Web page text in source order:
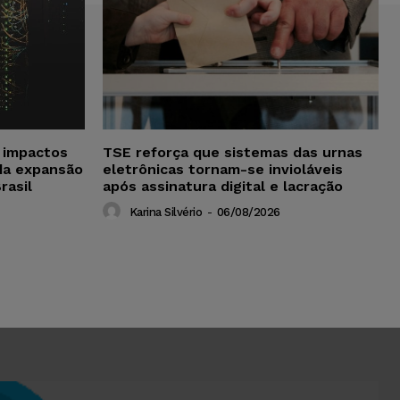
expansão
TSE reforça que sistemas das urnas
eletrônicas tornam-se invioláveis
após assinatura digital e lacração
Karina Silvério - 06/08/2026